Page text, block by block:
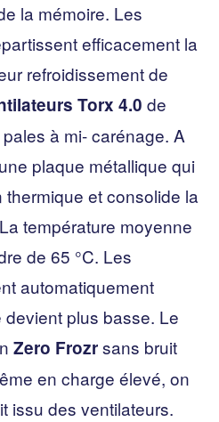
la mémoire. Les
efficacement la
refroidissement de
Torx 4.0 de
à mi- carénage. A
plaque métallique qui
et consolide la
température moyenne
de 65 °C. Les
automatiquement
plus basse. Le
Zero Frozrsans bruit
en charge élevé, on
issu des ventilateurs.